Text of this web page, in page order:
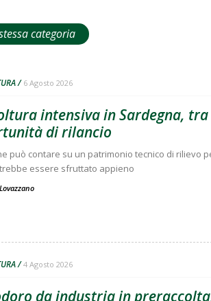
categoria
6 Agosto 2026
intensiva in Sardegna,
di rilancio
può contare su un patrimonio tecnico di rilievo
essere sfruttato appieno
4 Agosto 2026
da industria in